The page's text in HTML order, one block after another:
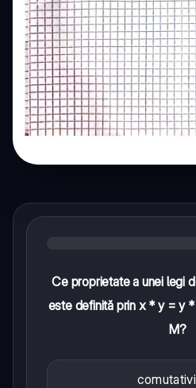
Ce proprietate a unei legi
este definită prin x * y = y
M?